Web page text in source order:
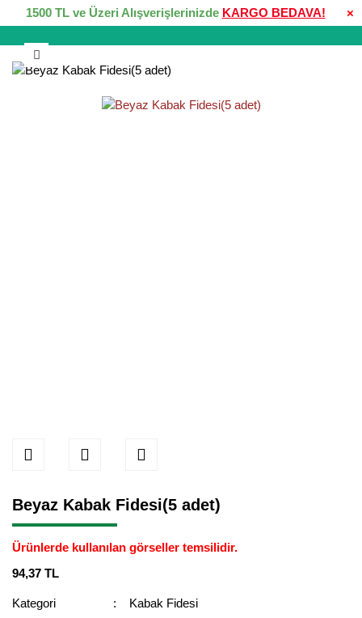
×
1500 TL ve Üzeri Alışverişlerinizde KARGO BEDAVA!
Beyaz Kabak Fidesi(5 adet)
Ürünlerde kullanılan görseller temsilidir.
94,37 TL
Kategori
Kabak Fidesi